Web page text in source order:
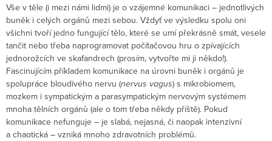
Vše v těle (i mezi námi lidmi) je o vzájemné komunikaci – jednotlivých
buněk i celých orgánů mezi sebou. Vždyť ve výsledku spolu oni
všichni tvoří jedno fungující tělo, které se umí překrásně smát, vesele
tančit nebo třeba naprogramovat počítačovou hru o zpívajících
jednorožcích ve skafandrech (prosím, vytvořte mi ji někdo!).
Fascinujícím příkladem komunikace na úrovni buněk i orgánů je
spolupráce bloudivého nervu (nervus vagus) s mikrobiomem,
mozkem i sympatickým a parasympatickým nervovým systémem
mnoha tělních orgánů (ale o tom třeba někdy příště). Pokud
komunikace nefunguje – je slabá, nejasná, či naopak intenzivní
a chaotická – vzniká mnoho zdravotních problémů.